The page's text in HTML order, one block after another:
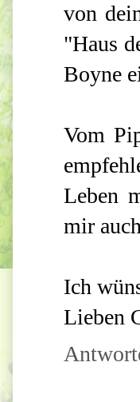
von
"Haus
Boyne
Vom
Leben
mir
Ich
Lieben